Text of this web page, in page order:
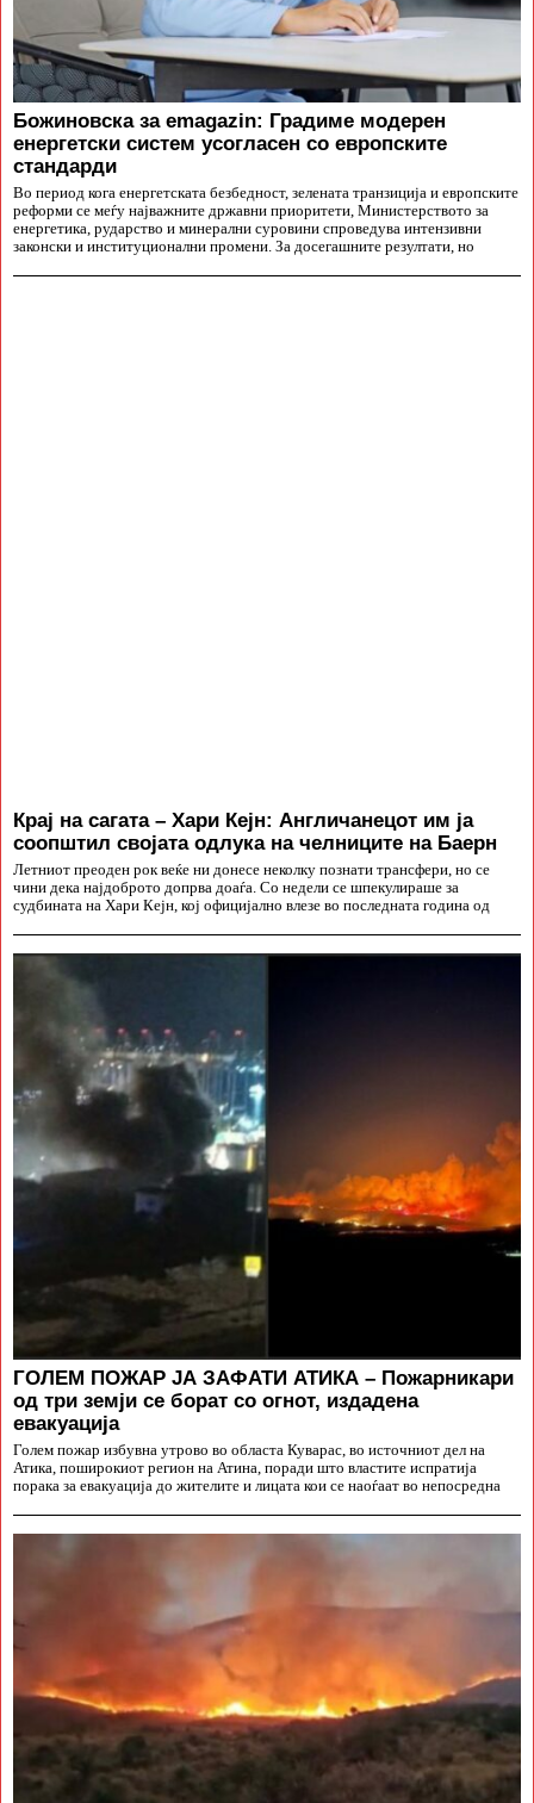
Божиновска за emagazin: Градиме модерен
енергетски систем усогласен со европските
стандарди
Во период кога енергетската безбедност, зелената транзиција и европските
реформи се меѓу најважните државни приоритети, Министерството за
енергетика, рударство и минерални суровини спроведува интензивни
законски и институционални промени. За досегашните резултати, но
Крај на сагата – Хари Кејн: Англичанецот им ја
соопштил својата одлука на челниците на Баерн
Летниот преоден рок веќе ни донесе неколку познати трансфери, но се
чини дека најдоброто допрва доаѓа. Со недели се шпекулираше за
судбината на Хари Кејн, кој официјално влезе во последната година од
ГОЛЕМ ПОЖАР ЈА ЗАФАТИ АТИКА – Пожарникари
од три земји се борат со огнот, издадена
евакуација
Голем пожар избувна утрово во областа Куварас, во источниот дел на
Атика, поширокиот регион на Атина, поради што властите испратија
порака за евакуација до жителите и лицата кои се наоѓаат во непосредна